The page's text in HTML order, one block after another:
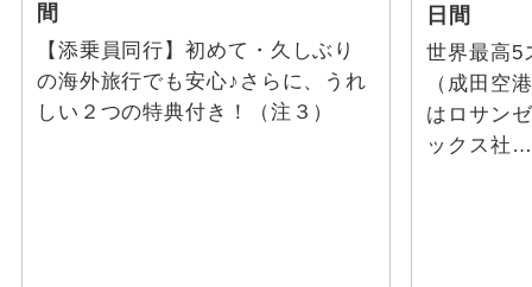
バラノフ
スポーツ体験 / 観戦
スポーツ観戦
間
【添乗員同行】初めて・久しぶり
の海外旅行でも安心♪さらに、うれ
しい２つの特典付き！（注３）
日間
世界最高5
（成田空
はロサン
ックス社…